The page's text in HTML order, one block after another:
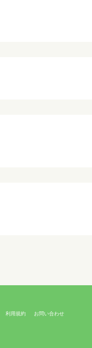
利用規約 お問い合わせ